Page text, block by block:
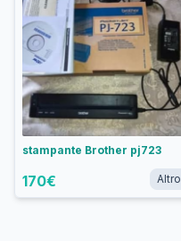
stampante Brother pj723
170€ Altro